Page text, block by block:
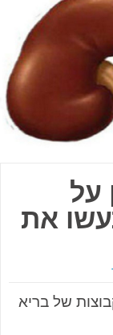
על
את
של בריא